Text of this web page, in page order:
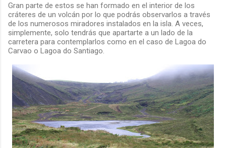
Gran parte de estos se han formado en el interior de los
cráteres de un volcán por lo que podrás observarlos a través
de los numerosos miradores instalados en la isla. A veces,
simplemente, solo tendrás que apartarte a un lado de la
carretera para contemplarlos como en el caso de Lagoa do
Carvao o Lagoa do Santiago.